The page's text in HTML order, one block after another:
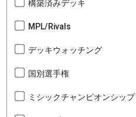
構築済みデッキ
MPL/Rivals
デッキウォッチング
国別選手権
ミシックチャンピオンシップ